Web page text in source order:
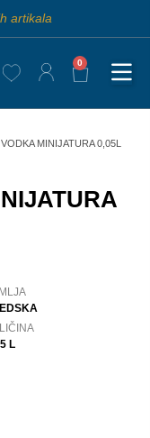
artikala
0
MINIJATURA 0,05L
L